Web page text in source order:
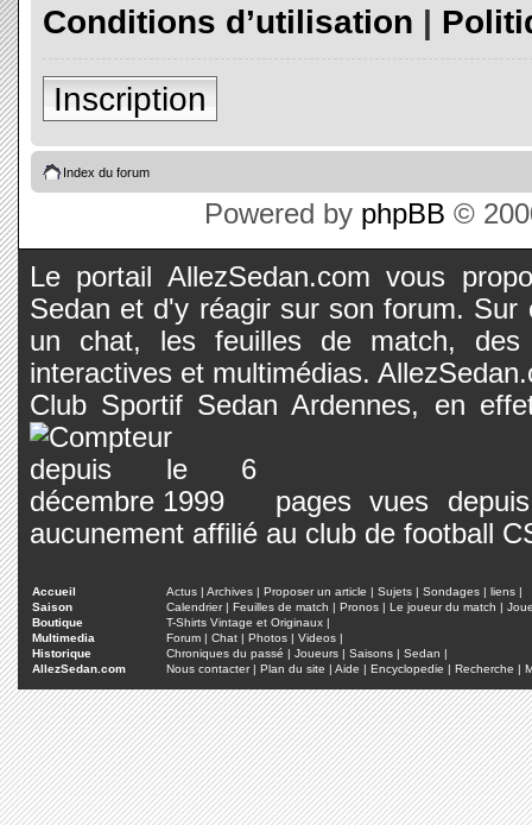
Conditions d’utilisation |
Inscription
Index du forum
Powered by phpBB ©
Le portail AllezSedan.com vous
Sedan et d'y réagir sur son forum.
un chat, les feuilles de match, des
interactives et multimédias.
Club Sportif Sedan Ardennes, en
pages vues
aucunement affilié au club de football
Accueil Actus | Archives | Proposer un article | Sujets | Sondages | liens |
Saison
Calendrier| Feuilles de match | Pronos | Le joueur du match |
Boutique
T-Shirts Vintage et Originaux |
Multimedia
Forum | Chat | Photos | Videos |
Historique
Chroniques du passé | Joueurs | Saisons | Sedan |
AllezSedan.com
Nous contacter| Plan du site | Aide | Encyclopedie | Recherche |